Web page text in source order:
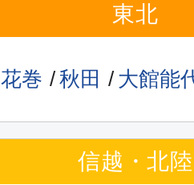
東北
花巻 秋田 大館能
信越・北陸